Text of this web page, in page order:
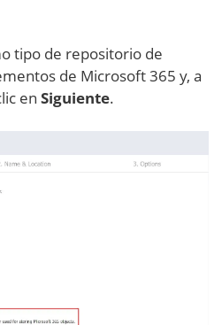
tipo de repositorio de
de Microsoft 365 y, a
en Siguiente.